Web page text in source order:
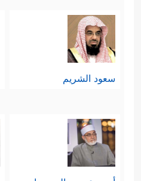
سعود الشريم